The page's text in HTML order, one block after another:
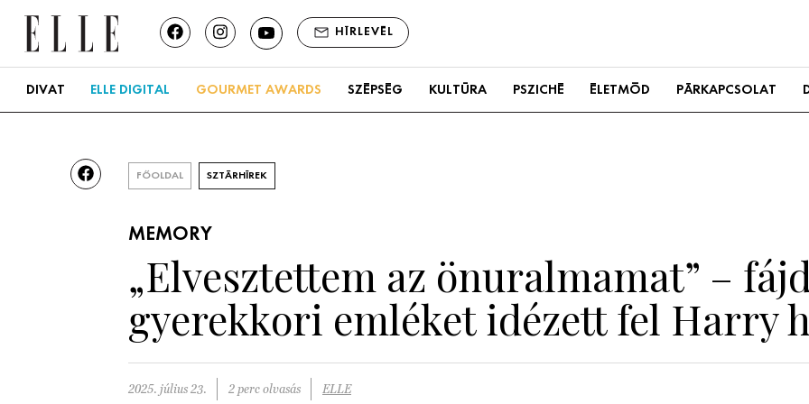
HÍRLEVÉL
DIVAT ELLE DIGITAL GOURMET AWARDS SZÉPSÉG KULTÚRA PSZICHÉ ÉLETMÓD PÁRKAPCSOLAT
FŐOLDAL SZTÁRHÍREK
MEMORY
„Elvesztettem az önuralmamat” –
gyerekkori emléket idézett fel Harry
2025. július 23. 2 perc olvasás ELLE